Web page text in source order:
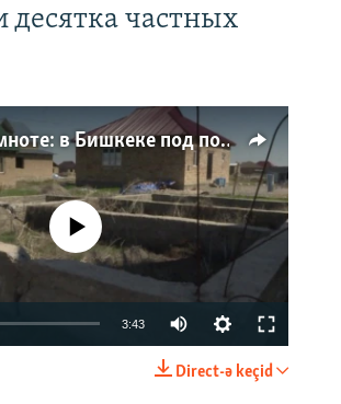
десятка частных
Погром в темноте: в Бишкеке под покровом ночи неизвестные на тракторе снесли три десятка частных домов
source currently available
3:43
Direct-ə keçid